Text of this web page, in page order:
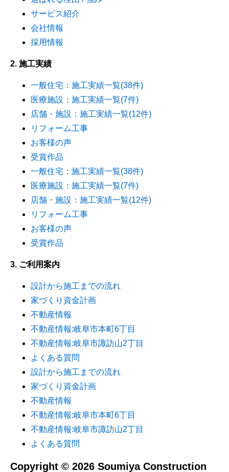
サービス紹介
会社情報
採用情報
2. 施工実績
一般住宅：施工実績一覧(38件)
医療施設：施工実績一覧(7件)
店舗・施設：施工実績一覧(12件)
リフォーム工事
お客様の声
受賞作品
一般住宅：施工実績一覧(38件)
医療施設：施工実績一覧(7件)
店舗・施設：施工実績一覧(12件)
リフォーム工事
お客様の声
受賞作品
3. ご利用案内
設計から施工までの流れ
家づくり資金計画
不動産情報
不動産情報:岐阜市本町6丁目
不動産情報:岐阜市諏訪山2丁目
よくある質問
設計から施工までの流れ
家づくり資金計画
不動産情報
不動産情報:岐阜市本町6丁目
不動産情報:岐阜市諏訪山2丁目
よくある質問
Copyright © 2026 Soumiya Construction